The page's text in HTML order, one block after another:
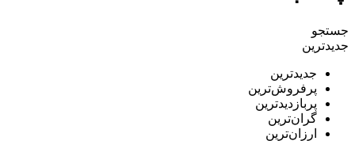
جستجو
جدیدترین
جدیدترین
پرفروش‌ترین
پربازدید‌ترین
گران‌ترین
ارزان‌ترین